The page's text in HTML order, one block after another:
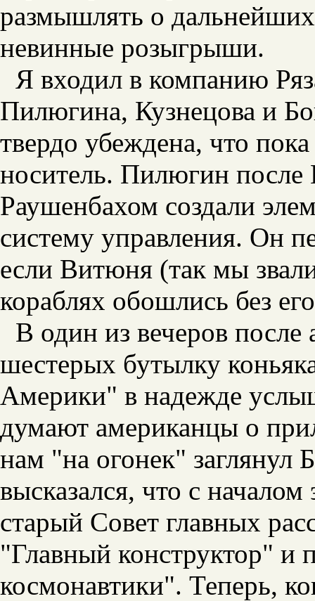
размышлять о
невинные розыгрыши.
Я входил в компанию
Пилюгина, Кузнецова и
твердо убеждена, что
носитель. Пилюгин после
Раушенбахом создали
систему управления. Он
если Витюня (так мы
кораблях обошлись без
В один из вечеров
шестерых бутылку
Америки" в надежде
думают американцы о
нам "на огонек"
высказался, что с
старый Совет главных
"Главный конструктор" и
космонавтики". Теперь,